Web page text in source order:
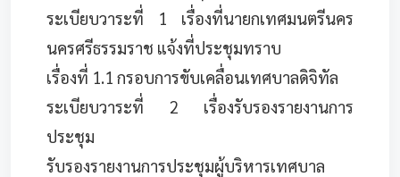
ระเบียบวาระที่ 1 เรื่องที่นายกเทศมนตรีนคร
นครศรีธรรมราช แจ้งที่ประชุมทราบ
เรื่องที่ 1.1 กรอบการขับเคลื่อนเทศบาลดิจิทัล
ระเบียบวาระที่ 2 เรื่องรับรองรายงานการ
ประชุม
รับรองรายงานการประชุมผู้บริหารเทศบาล